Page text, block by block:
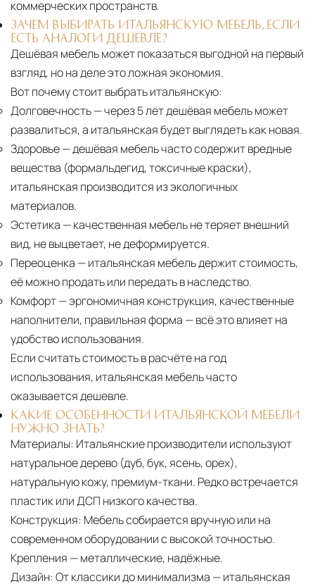
коммерческих пространств.
ЗАЧЕМ ВЫБИРАТЬ ИТАЛЬЯНСКУЮ МЕБЕЛЬ, ЕСЛИ
ЕСТЬ АНАЛОГИ ДЕШЕВЛЕ?
Дешёвая мебель может показаться выгодной на первый
взгляд, но на деле это ложная экономия.
Вот почему стоит выбрать итальянскую:
Долговечность— через 5 лет дешёвая мебель может
развалиться, а итальянская будет выглядеть как новая.
Здоровье— дешёвая мебель часто содержит вредные
вещества (формальдегид, токсичные краски),
итальянская производится из экологичных
материалов.
Эстетика — качественная мебель не теряет внешний
вид, не выцветает, не деформируется.
Переоценка — итальянская мебель держит стоимость,
её можно продать или передать в наследство.
Комфорт— эргономичная конструкция, качественные
наполнители, правильная форма — всё это влияет на
удобство использования.
Если считать стоимость в расчёте на год
использования, итальянская мебель часто
оказывается дешевле.
КАКИЕ ОСОБЕННОСТИ ИТАЛЬЯНСКОЙ МЕБЕЛИ
НУЖНО ЗНАТЬ?
Материалы: Итальянские производители используют
натуральное дерево (дуб, бук, ясень, орех),
натуральную кожу, премиум-ткани. Редко встречается
пластик или ДСП низкого качества.
Конструкция: Мебель собирается вручную или на
современном оборудовании с высокой точностью.
Крепления — металлические, надёжные.
Дизайн: От классики до минимализма — итальянская